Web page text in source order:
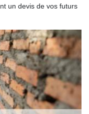
un devis de vos futurs